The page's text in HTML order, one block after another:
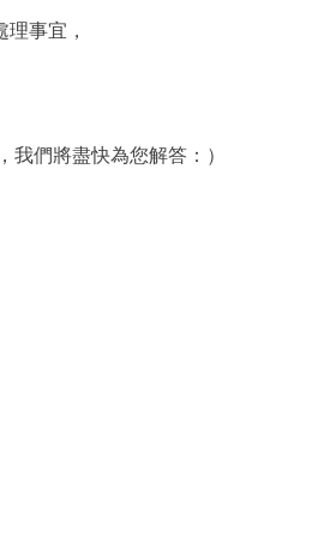
事宜，
我們將盡快為您解答：）